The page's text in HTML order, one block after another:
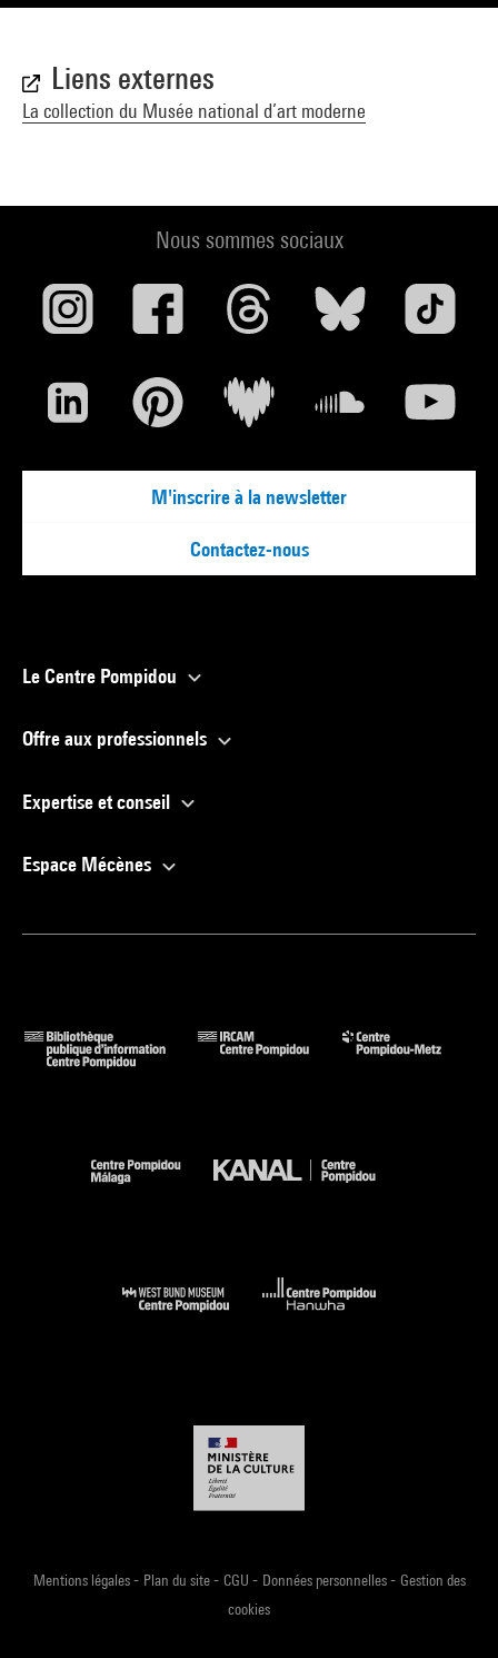
Liens externes
La collection du Musée national d’art moderne
Nous sommes sociaux
M'inscrire à la newsletter
Contactez-nous
Le Centre Pompidou
Offre aux professionnels
Expertise et conseil
Espace Mécènes
Mentions légales- Plan du site- CGU - Données personnelles- Gestion des
cookies